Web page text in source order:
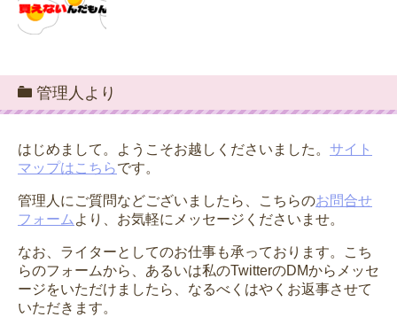
管理人より
はじめまして。ようこそお越しくださいました。 サイト
マップはこちらです。
管理人にご質問などございましたら、こちらのお問合せ
フォーム より、お気軽にメッセージくださいませ。
なお、ライターとしてのお仕事も承っております。こち
らのフォームから、あるいは私のTwitterのDMからメッセ
ージをいただけましたら、なるべくはやくお返事させて
いただきます。